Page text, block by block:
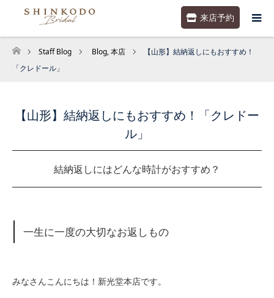
来店予約
ホーム
Staff Blog Blog,本店
【山形】結納返しにもおすすめ！
「クレドール」
【山形】結納返しにもおすすめ！「クレドー
ル」
結納返しにはどんな時計がおすすめ？
一生に一度の大切なお返しもの
みなさんこんにちは！新光堂本店です。